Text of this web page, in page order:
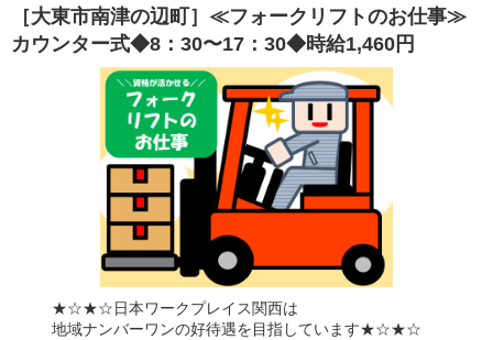
［大東市南津の辺町］≪フォークリフトのお仕事≫
カウンター式◆8：30〜17：30◆時給1,460円
★☆★☆日本ワークプレイス関西は
地域ナンバーワンの好待遇を目指しています★☆★☆